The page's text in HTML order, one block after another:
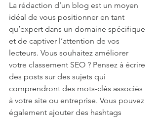
La rédaction d’un blog est un moyen
idéal de vous positionner en tant
qu’expert dans un domaine spécifique
et de captiver l’attention de vos
lecteurs. Vous souhaitez améliorer
votre classement SEO ? Pensez à écrire
des posts sur des sujets qui
comprendront des mots-clés associés
à votre site ou entreprise. Vous pouvez
également ajouter des hashtags